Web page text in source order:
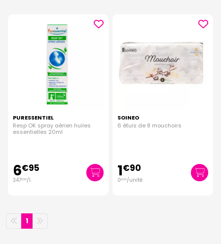
PURESSENTIEL
Resp OK spray aérien huiles
essentielles 20ml
6€95
347€50/l.
SOINEO
6 étuis de 8 mouchoirs
1€90
0€04 /unité
1